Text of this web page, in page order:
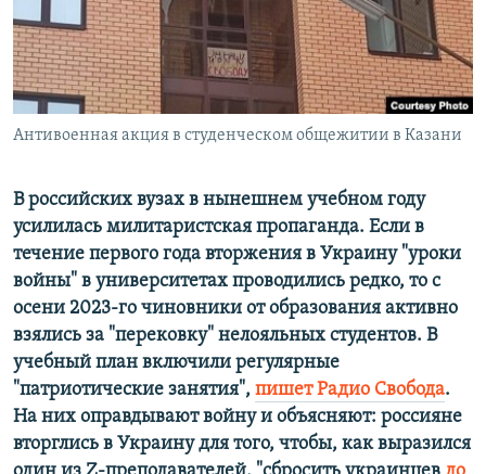
ПОБЕДИТЕЛЕЙ НЕ СУДЯТ?
КРЫМ.НЕПОКОРЕННЫЙ
ELIFBE
УКРАИНСКАЯ ПРОБЛЕМА КРЫМА
ПРИСОЕДИНЯЙТЕСЬ!
Антивоенная акция в студенческом общежитии в Казани
В российских вузах в нынешнем учебном году
усилилась милитаристская пропаганда. Если в
течение первого года вторжения в Украину "уроки
войны" в университетах проводились редко, то с
осени 2023-го чиновники от образования активно
взялись за "перековку" нелояльных студентов. В
учебный план включили регулярные
"патриотические занятия", пишет Радио Свобода.
На них оправдывают войну и объясняют: россияне
вторглись в Украину для того, чтобы, как выразился